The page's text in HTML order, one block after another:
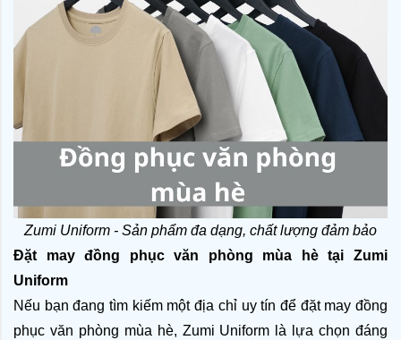
Zumi Uniform - Sản phẩm đa dạng, chất lượng đảm bảo
Đặt may đồng phục văn phòng mùa hè tại Zumi
Uniform
Nếu bạn đang tìm kiếm một địa chỉ uy tín để đặt may đồng
phục văn phòng mùa hè, Zumi Uniform là lựa chọn đáng